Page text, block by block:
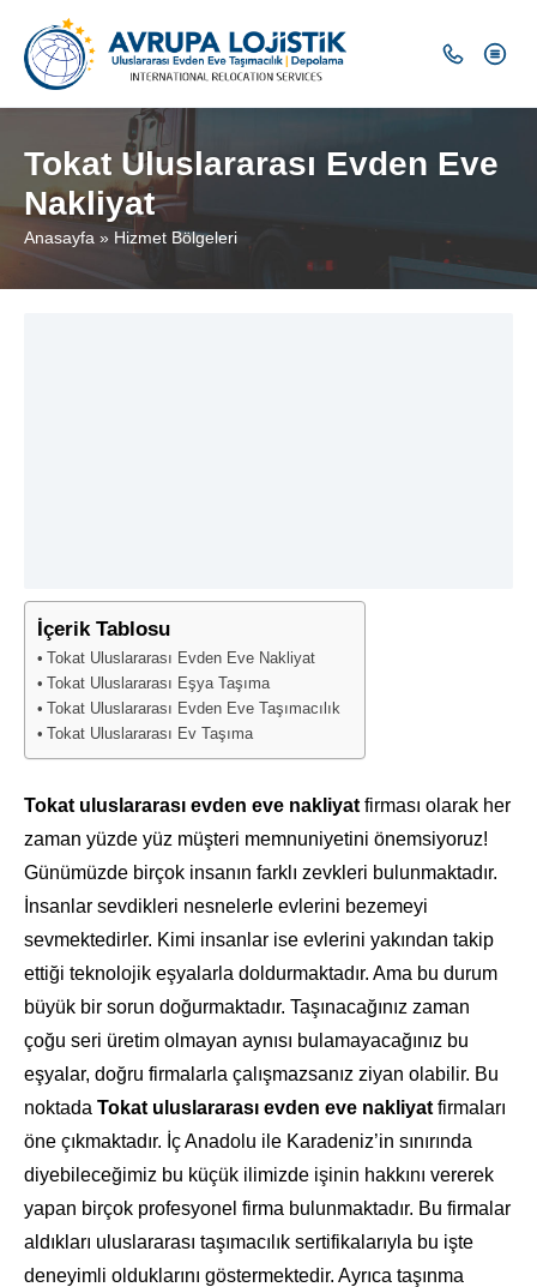
Tokat Uluslararası Evden Eve
Nakliyat
Anasayfa » Hizmet Bölgeleri
İçerik Tablosu
Tokat Uluslararası Evden Eve Nakliyat
Tokat Uluslararası Eşya Taşıma
Tokat Uluslararası Evden Eve Taşımacılık
Tokat Uluslararası Ev Taşıma
Tokat uluslararası evden eve nakliyat firması olarak her
zaman yüzde yüz müşteri memnuniyetini önemsiyoruz!
Günümüzde birçok insanın farklı zevkleri bulunmaktadır.
İnsanlar sevdikleri nesnelerle evlerini bezemeyi
sevmektedirler. Kimi insanlar ise evlerini yakından takip
ettiği teknolojik eşyalarla doldurmaktadır. Ama bu durum
büyük bir sorun doğurmaktadır. Taşınacağınız zaman
çoğu seri üretim olmayan aynısı bulamayacağınız bu
eşyalar, doğru firmalarla çalışmazsanız ziyan olabilir. Bu
noktada Tokat uluslararası evden eve nakliyat firmaları
öne çıkmaktadır. İç Anadolu ile Karadeniz’in sınırında
diyebileceğimiz bu küçük ilimizde işinin hakkını vererek
yapan birçok profesyonel firma bulunmaktadır. Bu firmalar
aldıkları uluslararası taşımacılık sertifikalarıyla bu işte
deneyimli olduklarını göstermektedir. Ayrıca taşınma